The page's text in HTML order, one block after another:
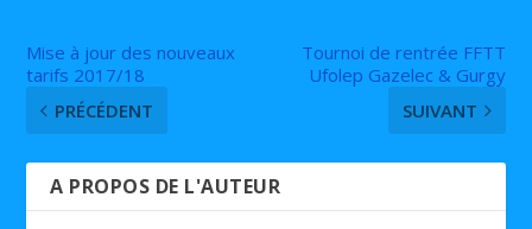
Mise à jour des nouveaux
tarifs 2017/18
PRÉCÉDENT
Tournoi de rentrée FFTT
Ufolep Gazelec & Gurgy
SUIVANT
A PROPOS DE L'AUTEUR